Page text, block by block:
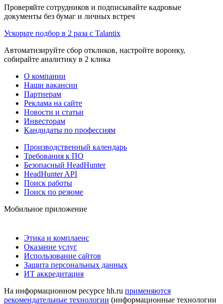
Проверяйте сотрудников и подписывайте кадровые
документы без бумаг и личных встреч
Ускорьте подбор в 2 раза с Talantix
Автоматизируйте сбор откликов, настройте воронку,
собирайте аналитику в 2 клика
О компании
Наши вакансии
Партнерам
Реклама на сайте
Новости и статьи
Инвесторам
Кандидаты по профессиям
Производственный календарь
Требования к ПО
Безопасный HeadHunter
HeadHunter API
Поиск работы
Поиск по резюме
Мобильное приложение
Этика и комплаенс
Оказание услуг
Использование сайтов
Защита персональных данных
ИТ аккредитация
На информационном ресурсе hh.ru применяются
рекомендательные технологии (информационные технологии